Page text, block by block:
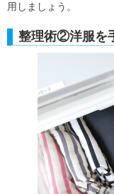
用しましょう。
整理術②洋服を